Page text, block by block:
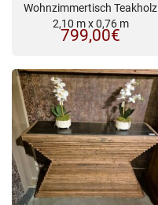
Wohnzimmertisch Teakholz
2,10 m x 0,76 m
799,00€